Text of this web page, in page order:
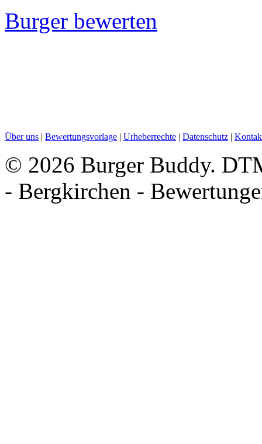
Burger bewerten
Über uns | Bewertungsvorlage | Urheberrechte | Datenschutz |
© 2026 Burger Buddy.
- Bergkirchen -